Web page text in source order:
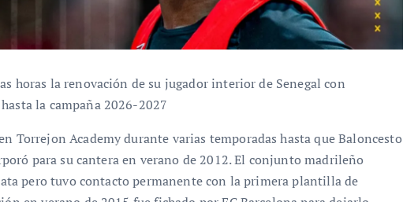
horas la renovación de su jugador interior de Senegal con
la campaña 2026-2027
Torrejon Academy durante varias temporadas hasta que Baloncesto
para su cantera en verano de 2012. El conjunto madrileño
pero tuvo contacto permanente con la primera plantilla de